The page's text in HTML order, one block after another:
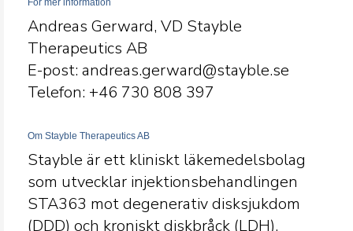
För mer information
Andreas Gerward, VD Stayble
Therapeutics AB
E-post: andreas.gerward@stayble.se
Telefon: +46 730 808 397
Om Stayble Therapeutics AB
Stayble är ett kliniskt läkemedelsbolag
som utvecklar injektionsbehandlingen
STA363 mot degenerativ disksjukdom
(DDD) och kroniskt diskbråck (LDH).